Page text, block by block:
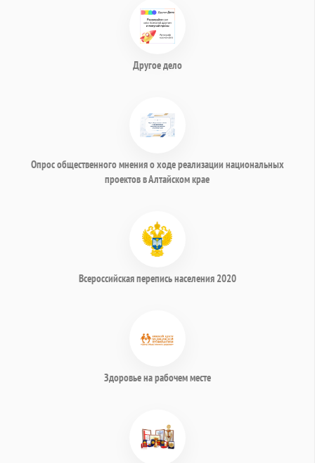
Другое дело
Опрос общественного мнения о ходе реализации национальных
проектов в Алтайском крае
Всероссийская перепись населения 2020
Здоровье на рабочем месте